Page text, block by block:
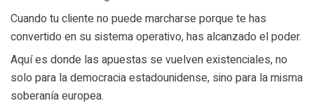
Cuando tu cliente no puede marcharse porque te has
convertido en su sistema operativo, has alcanzado el poder.
Aquí es donde las apuestas se vuelven existenciales, no
solo para la democracia estadounidense, sino para la misma
soberanía europea.